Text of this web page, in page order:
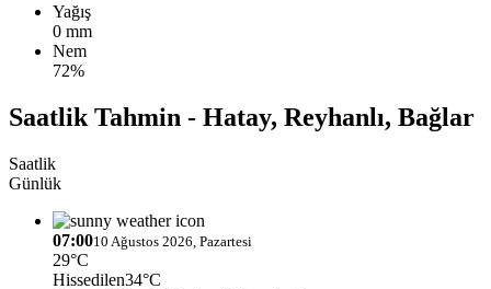
Yağış
0 mm
Nem
72%
Saatlik Tahmin - Hatay, Reyhanlı, Bağlar
Saatlik
Günlük
07:0010 Ağustos 2026, Pazartesi
29°C
Hissedilen34°C